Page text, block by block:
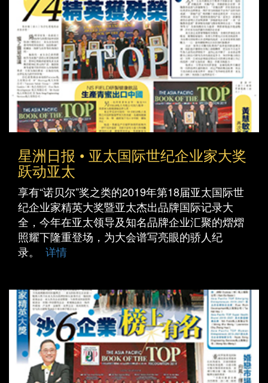
星洲日报 • 亚太国际世纪企业家大奖
跃动亚太
享有“诺贝尔”奖之类的2019年第18届亚太国际世
纪企业家精英大奖暨亚太杰出品牌国际记录大
全，今年在亚太领导及知名品牌企业汇聚的熠熠
照耀下隆重登场，为大会谱写亮眼的骄人纪
录。
详情